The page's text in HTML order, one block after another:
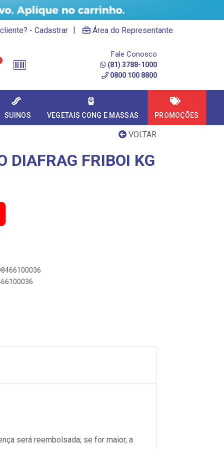
- Cadastrar | Área do Representante
Fale Conosco
(81) 3788-1000
0800 100 8800
SUINOS VEGETAIS CONG E MASSAS PROMOÇÕES
VOLTAR
DIAFRAG FRIBOI KG
será reembolsada; se for maior, a